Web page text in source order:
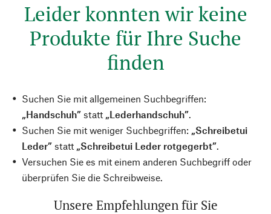
Leider konnten wir keine
Produkte für Ihre Suche
finden
Suchen Sie mit allgemeinen Suchbegriffen:
„Handschuh” statt „Lederhandschuh”.
Suchen Sie mit weniger Suchbegriffen: „Schreibetui
Leder” statt „Schreibetui Leder rotgegerbt”.
Versuchen Sie es mit einem anderen Suchbegriff oder
überprüfen Sie die Schreibweise.
Unsere Empfehlungen für Sie